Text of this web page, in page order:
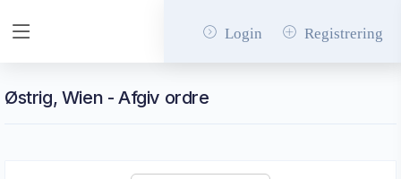
Login Registrering
Østrig, Wien - Afgiv ordre